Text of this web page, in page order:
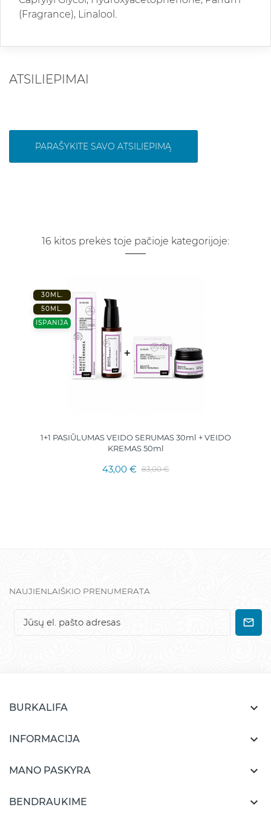
(Fragrance), Linalool.
ATSILIEPIMAI
PARAŠYKITE SAVO ATSILIEPIMĄ
16 kitos prekės toje pačioje kategorijoje:
30ML.
50ML.
ISPANIJA
1+1 PASIŪLUMAS VEIDO SERUMAS 30ml + VEIDO
KREMAS 50ml
43,00 € 83,00 €
NAUJIENLAIŠKIO PRENUMERATA
BURKALIFA 
INFORMACIJA 
MANO PASKYRA 
BENDRAUKIME 